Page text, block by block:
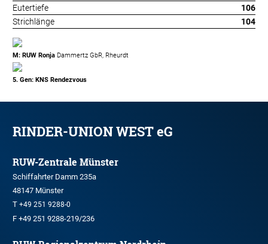
Eutertiefe
106
Strichlänge
104
M: RUW Ronja Dammertz GbR, Rheurdt
5. Gen: KNS Rendezvous
RINDER-UNION WEST eG
RUW-Zentrale Münster
Schiffahrter Damm 235a
48147 Münster
T +49 251 9288-0
F +49 251 9288-219/236